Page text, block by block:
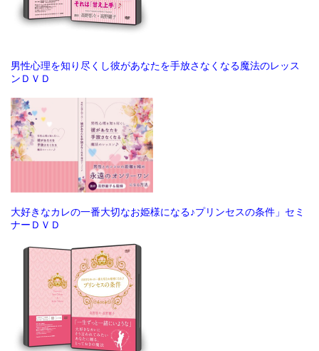
男性心理を知り尽くし彼があなたを手放さなくなる魔法のレッス
ンＤＶＤ
大好きなカレの一番大切なお姫様になる♪プリンセスの条件」セミ
ナーＤＶＤ